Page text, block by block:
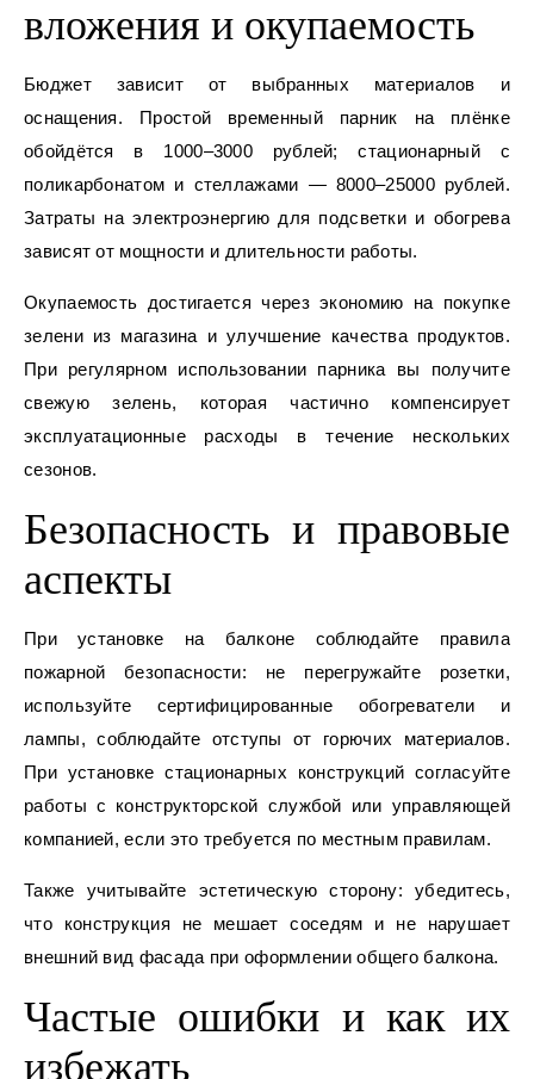
вложения и окупаемость
Бюджет зависит от выбранных материалов и
оснащения. Простой временный парник на плёнке
обойдётся в 1000–3000 рублей; стационарный с
поликарбонатом и стеллажами — 8000–25000 рублей.
Затраты на электроэнергию для подсветки и обогрева
зависят от мощности и длительности работы.
Окупаемость достигается через экономию на покупке
зелени из магазина и улучшение качества продуктов.
При регулярном использовании парника вы получите
свежую зелень, которая частично компенсирует
эксплуатационные расходы в течение нескольких
сезонов.
Безопасность и правовые
аспекты
При установке на балконе соблюдайте правила
пожарной безопасности: не перегружайте розетки,
используйте сертифицированные обогреватели и
лампы, соблюдайте отступы от горючих материалов.
При установке стационарных конструкций согласуйте
работы с конструкторской службой или управляющей
компанией, если это требуется по местным правилам.
Также учитывайте эстетическую сторону: убедитесь,
что конструкция не мешает соседям и не нарушает
внешний вид фасада при оформлении общего балкона.
Частые ошибки и как их
избежать